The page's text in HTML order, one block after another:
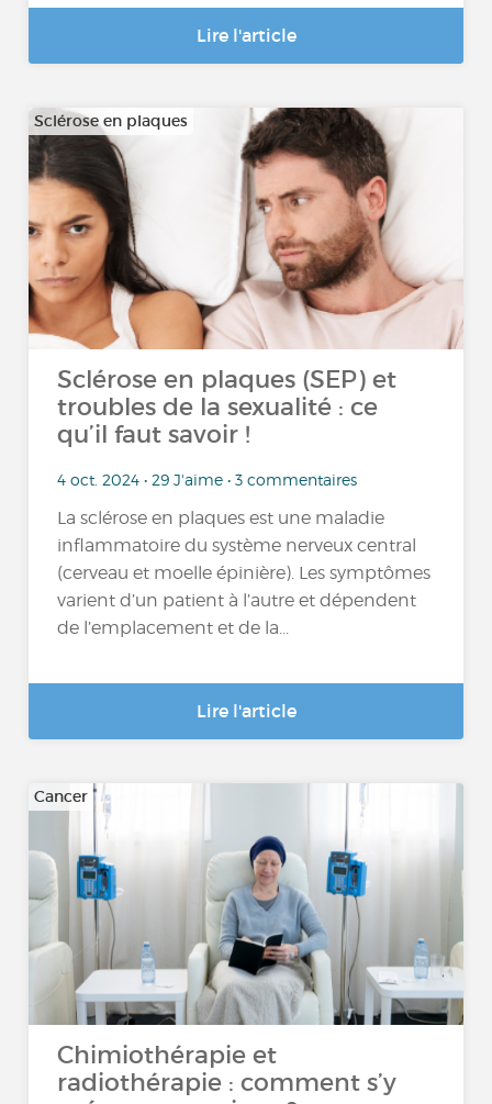
Lire l'article
Sclérose en plaques
Sclérose en plaques (SEP) et
troubles de la sexualité : ce
qu’il faut savoir !
4 oct. 2024 • 29 J'aime • 3 commentaires
La sclérose en plaques est une maladie
inflammatoire du système nerveux central
(cerveau et moelle épinière). Les symptômes
varient d’un patient à l’autre et dépendent
de l’emplacement et de la...
Lire l'article
Cancer
Chimiothérapie et
radiothérapie : comment s’y